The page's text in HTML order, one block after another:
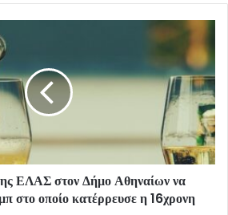
ΕΛΑΣ στον Δήμο Αθηναίων να
στο οποίο κατέρρευσε η 16χρονη